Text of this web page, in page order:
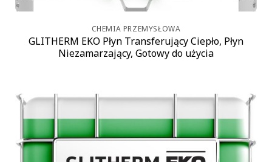
CHEMIA PRZEMYSŁOWA
GLITHERM EKO Płyn Transferujący Ciepło, Płyn
Niezamarzający, Gotowy do użycia